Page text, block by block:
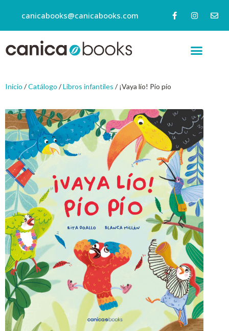
canicabooks@canicabooks.com
Inicio /Catálogo /Libros infantiles / ¡Vaya lío! Pío pío